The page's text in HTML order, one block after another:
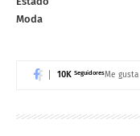
Moda
10K SeguidoresMe gusta